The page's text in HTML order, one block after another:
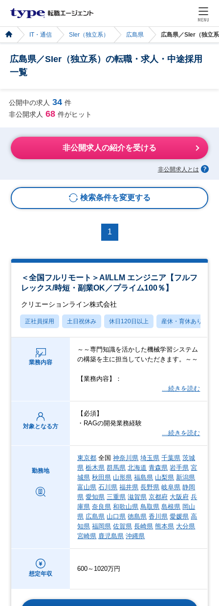
MENU
IT・通信 SIer（独立系） 広島県 広島県／SIer（独立
広島県／SIer（独立系）の転職・求人・中途採用
一覧
公開中の求人 34 件
非公開求人 68 件がヒット
非公開求人の紹介を受ける
非公開求人とは
検索条件を変更する
1
＜全国フルリモート＞AI/LLM エンジニア【フルフ
レックス/時短・副業OK／プライム100％】
クリエーションライン株式会社
正社員採用 土日祝休み 休日120日以上 産休・育休あり
業務内容
～～専門知識を活かした機械学習システム
の構築を主に担当していただきます。～～
【業務内容】：
…続きを読む
対象となる方
【必須】
・RAGの開発業務経験
…続きを読む
勤務地
東京都 全国神奈川県 埼玉県 千葉県 茨城
県 栃木県 群馬県 北海道 青森県 岩手県 宮
城県 秋田県 山形県 福島県 山梨県 新潟県
富山県 石川県 福井県 長野県 岐阜県 静岡
県 愛知県 三重県 滋賀県 京都府 大阪府 兵
庫県 奈良県 和歌山県 鳥取県 島根県 岡山
県 広島県 山口県 徳島県 香川県 愛媛県 高
知県 福岡県 佐賀県 長崎県 熊本県 大分県
宮崎県 鹿児島県 沖縄県
想定年収
600～1020万円